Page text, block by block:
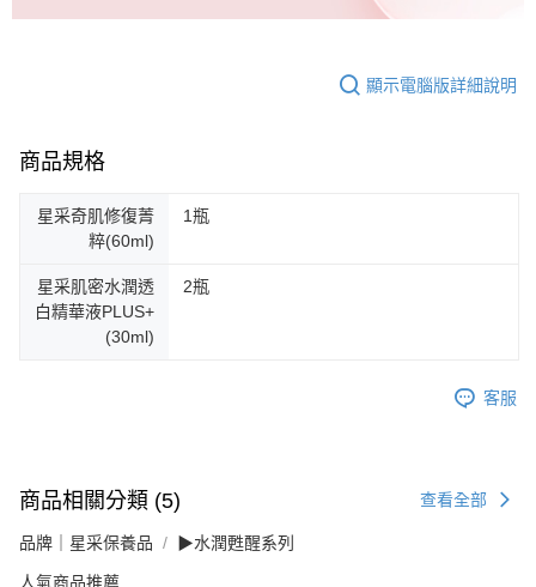
顯示電腦版詳細說明
商品規格
星采奇肌修復菁
粹(60ml)
1瓶
星采肌密水潤透
白精華液PLUS+
(30ml)
2瓶
客服
商品相關分類 (5) 查看全部
品牌｜星采保養品 ▶水潤甦醒系列
人氣商品推薦